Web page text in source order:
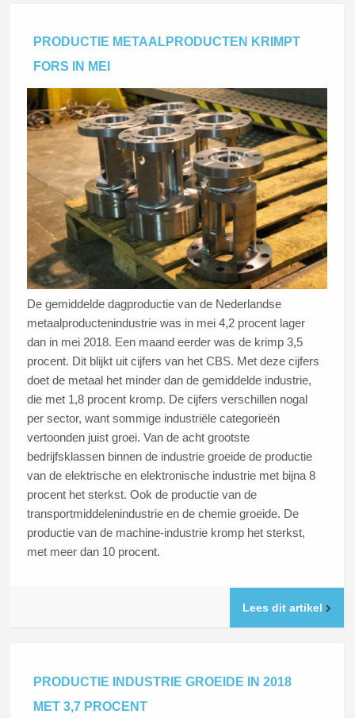
PRODUCTIE METAALPRODUCTEN KRIMPT
FORS IN MEI
De gemiddelde dagproductie van de Nederlandse
metaalproductenindustrie was in mei 4,2 procent lager
dan in mei 2018. Een maand eerder was de krimp 3,5
procent. Dit blijkt uit cijfers van het CBS. Met deze cijfers
doet de metaal het minder dan de gemiddelde industrie,
die met 1,8 procent kromp. De cijfers verschillen nogal
per sector, want sommige industriële categorieën
vertoonden juist groei. Van de acht grootste
bedrijfsklassen binnen de industrie groeide de productie
van de elektrische en elektronische industrie met bijna 8
procent het sterkst. Ook de productie van de
transportmiddelenindustrie en de chemie groeide. De
productie van de machine-industrie kromp het sterkst,
met meer dan 10 procent.
Lees dit artikel
PRODUCTIE INDUSTRIE GROEIDE IN 2018
MET 3,7 PROCENT